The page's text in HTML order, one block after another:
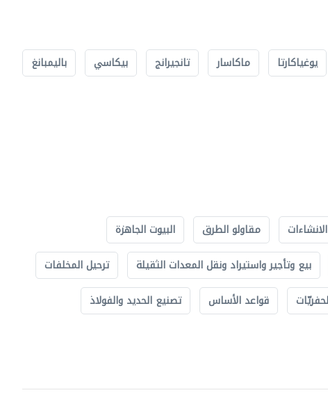
يوغياكارتا ماكاسار تانجيرانج بيكاسي باليمبانغ
مقاولو الطرق
البيوت الجاهزة
بيع وتأجير واستيراد ونقل المعدات الثقيلة
ترحيل المخلفات
قواعد الأساس
تصنيع الحديد والفولاذ